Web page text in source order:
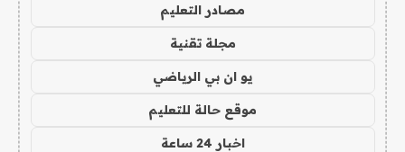
مصادر التعليم
مجلة تقنية
يو ان بي الرياضي
موقع حالة للتعليم
اخبار 24 ساعة